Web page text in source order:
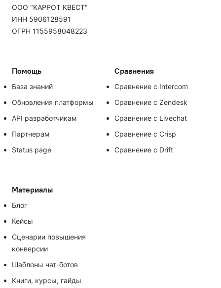
Помощь
База знаний
Обновления платформы
API разработчикам
Партнерам
Status page
Сравнения
Сравнение с Intercom
Сравнение с Zendesk
Сравнение с Livechat
Сравнение с Crisp
Сравнение с Drift
Материалы
Блог
Кейсы
Сценарии повышения
конверсии
Шаблоны чат-ботов
Книги, курсы, гайды
ООО "КАРРОТ КВЕСТ"
ИНН 5906128591
ОГРН 1155958048223